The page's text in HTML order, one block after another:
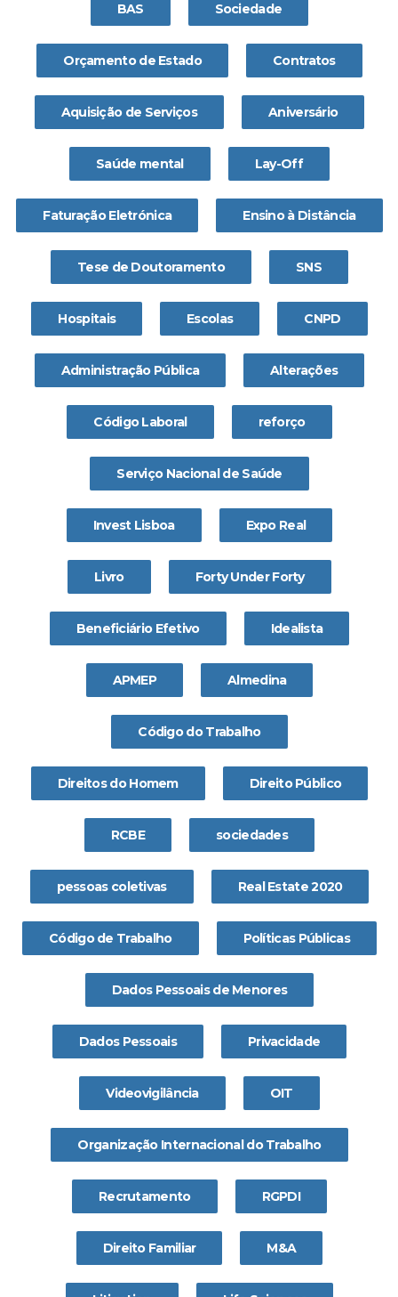
BAS Sociedade
Orçamento de Estado Contratos
Aquisição de Serviços Aniversário
Saúde mental Lay-Off
Faturação Eletrónica Ensino à Distância
Tese de Doutoramento SNS
Hospitais Escolas CNPD
Administração Pública Alterações
Código Laboral reforço
Serviço Nacional de Saúde
Invest Lisboa Expo Real
Livro Forty Under Forty
Beneficiário Efetivo Idealista
APMEP Almedina
Código do Trabalho
Direitos do Homem Direito Público
RCBE sociedades
pessoas coletivas Real Estate 2020
Código de Trabalho Políticas Públicas
Dados Pessoais de Menores
Dados Pessoais Privacidade
Videovigilância OIT
Organização Internacional do Trabalho
Recrutamento RGPDI
Direito Familiar M&A